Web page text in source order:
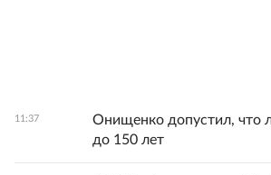
11:37
Онищенко допустил, что
до 150 лет